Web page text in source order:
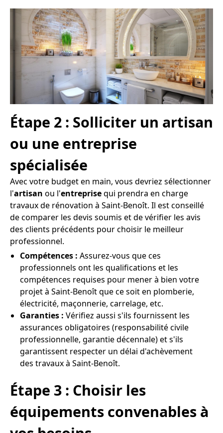
Étape 2 : Solliciter un artisan
ou une entreprise
spécialisée
Avec votre budget en main, vous devriez sélectionner
l'artisan ou l'entreprisequi prendra en charge
travaux de rénovation à Saint-Benoît. Il est conseillé
de comparer les devis soumis et de vérifier les avis
des clients précédents pour choisir le meilleur
professionnel.
Compétences : Assurez-vous que ces
professionnels ont les qualifications et les
compétences requises pour mener à bien votre
projet à Saint-Benoît que ce soit en plomberie,
électricité, maçonnerie, carrelage, etc.
Garanties : Vérifiez aussi s'ils fournissent les
assurances obligatoires (responsabilité civile
professionnelle, garantie décennale) et s'ils
garantissent respecter un délai d'achèvement
des travaux à Saint-Benoît.
Étape 3 : Choisir les
équipements convenables à